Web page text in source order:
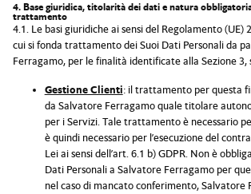
4. Base giuridica, titolarità dei dati e natura
trattamento
4.1. Le basi giuridiche ai sensi del Regolamento (UE)
cui si fonda trattamento dei Suoi Dati Personali da
Ferragamo, per le finalità identificate alla Sezione 3,
Gestione Clienti: il trattamento per questa
da Salvatore Ferragamo quale titolare
per i Servizi. Tale trattamento è necessario
è quindi necessario per l’esecuzione del
Lei ai sensi dell’art. 6.1 b) GDPR. Non è
Dati Personali a Salvatore Ferragamo per
nel caso di mancato conferimento, Salvatore